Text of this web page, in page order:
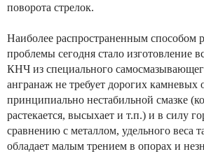
поворота стрелок.
Наиболее распространенным способом
проблемы сегодня стало изготовление
КНЧ из специального
ангранаж не требует дорогих камневых
принципиально нестабильной смазке
растекается, высыхает и т.п.) и в силу
сравнению с металлом, удельного веса
обладает малым трением в опорах и